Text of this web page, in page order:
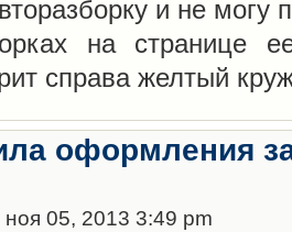
и не могу
на странице
справа желтый
оформления
ноя 05, 2013 3:49 pm